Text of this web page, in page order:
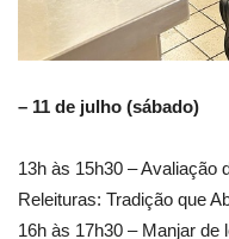
– 11 de julho (sábado)
13h às 15h30 – Avaliação
Releituras: Tradição que
16h às 17h30 – Manjar